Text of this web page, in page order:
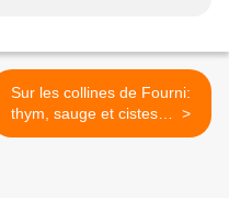
Sur les collines de Fourni:
thym, sauge et cistes… >